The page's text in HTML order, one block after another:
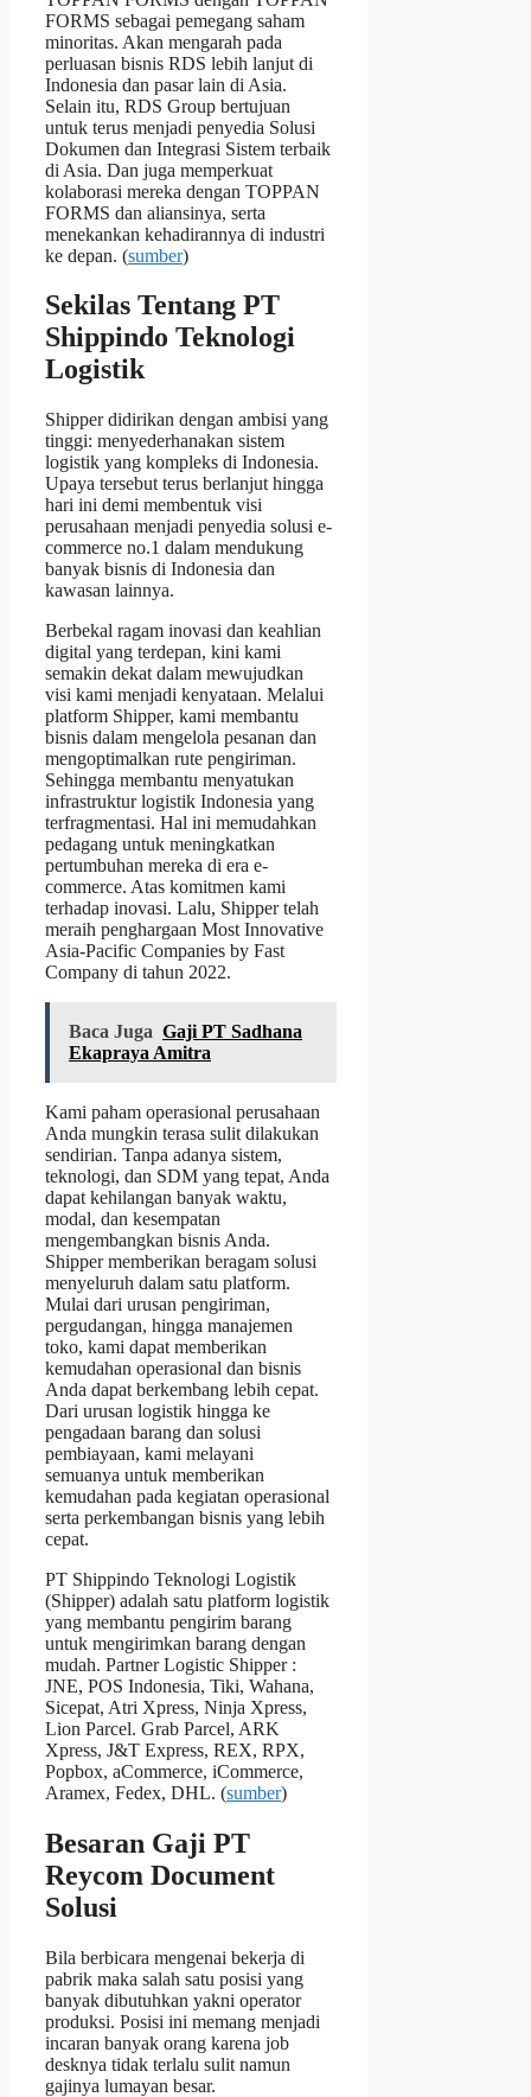
FORMS sebagai pemegang saham
minoritas. Akan mengarah pada
perluasan bisnis RDS lebih lanjut di
Indonesia dan pasar lain di Asia.
Selain itu, RDS Group bertujuan
untuk terus menjadi penyedia Solusi
Dokumen dan Integrasi Sistem terbaik
di Asia. Dan juga memperkuat
kolaborasi mereka dengan TOPPAN
FORMS dan aliansinya, serta
menekankan kehadirannya di industri
ke depan. (sumber)
Sekilas Tentang PT
Shippindo Teknologi
Logistik
Shipper didirikan dengan ambisi yang
tinggi: menyederhanakan sistem
logistik yang kompleks di Indonesia.
Upaya tersebut terus berlanjut hingga
hari ini demi membentuk visi
perusahaan menjadi penyedia solusi e-
commerce no.1 dalam mendukung
banyak bisnis di Indonesia dan
kawasan lainnya.
Berbekal ragam inovasi dan keahlian
digital yang terdepan, kini kami
semakin dekat dalam mewujudkan
visi kami menjadi kenyataan. Melalui
platform Shipper, kami membantu
bisnis dalam mengelola pesanan dan
mengoptimalkan rute pengiriman.
Sehingga membantu menyatukan
infrastruktur logistik Indonesia yang
terfragmentasi. Hal ini memudahkan
pedagang untuk meningkatkan
pertumbuhan mereka di era e-
commerce. Atas komitmen kami
terhadap inovasi. Lalu, Shipper telah
meraih penghargaan Most Innovative
Asia-Pacific Companies by Fast
Company di tahun 2022.
Baca Juga Gaji PT Sadhana
Ekapraya Amitra
Kami paham operasional perusahaan
Anda mungkin terasa sulit dilakukan
sendirian. Tanpa adanya sistem,
teknologi, dan SDM yang tepat, Anda
dapat kehilangan banyak waktu,
modal, dan kesempatan
mengembangkan bisnis Anda.
Shipper memberikan beragam solusi
menyeluruh dalam satu platform.
Mulai dari urusan pengiriman,
pergudangan, hingga manajemen
toko, kami dapat memberikan
kemudahan operasional dan bisnis
Anda dapat berkembang lebih cepat.
Dari urusan logistik hingga ke
pengadaan barang dan solusi
pembiayaan, kami melayani
semuanya untuk memberikan
kemudahan pada kegiatan operasional
serta perkembangan bisnis yang lebih
cepat.
PT Shippindo Teknologi Logistik
(Shipper) adalah satu platform logistik
yang membantu pengirim barang
untuk mengirimkan barang dengan
mudah. Partner Logistic Shipper :
JNE, POS Indonesia, Tiki, Wahana,
Sicepat, Atri Xpress, Ninja Xpress,
Lion Parcel. Grab Parcel, ARK
Xpress, J&T Express, REX, RPX,
Popbox, aCommerce, iCommerce,
Aramex, Fedex, DHL. (sumber)
Besaran Gaji PT
Reycom Document
Solusi
Bila berbicara mengenai bekerja di
pabrik maka salah satu posisi yang
banyak dibutuhkan yakni operator
produksi. Posisi ini memang menjadi
incaran banyak orang karena job
desknya tidak terlalu sulit namun
gajinya lumayan besar.